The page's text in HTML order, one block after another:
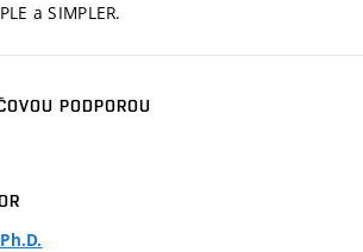
a SIMPLER.
PODPOROU